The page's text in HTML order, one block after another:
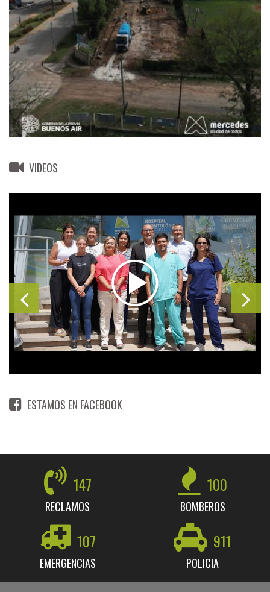
VIDEOS
ESTAMOS EN FACEBOOK
147
RECLAMOS
100
BOMBEROS
107
EMERGENCIAS
911
POLICIA